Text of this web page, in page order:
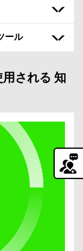
ール
される 知